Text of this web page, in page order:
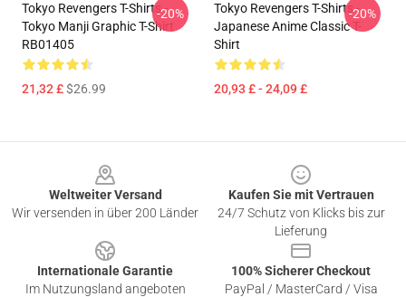
Tokyo Revengers T-Shirts -
Tokyo Manji Graphic T-Shirt
RB01405
21,32 £$26.99
-20%
Tokyo Revengers T-Shirts -
Japanese Anime Classic T-
Shirt
20,93 £ - 24,09 £
-20%
Weltweiter Versand
Wir versenden in über 200 Länder
Kaufen Sie mit Vertrauen
24/7 Schutz von Klicks bis zur
Lieferung
Internationale Garantie
Im Nutzungsland angeboten
100% Sicherer Checkout
PayPal / MasterCard / Visa